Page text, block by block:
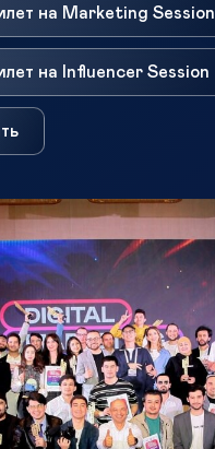
на Marketing Session
на Influencer Session